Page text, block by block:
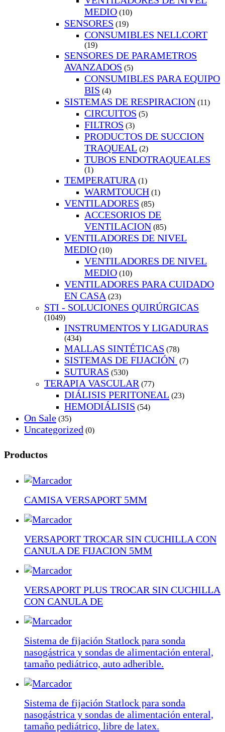
MEDIO (10)
SENSORES (19)
CONSUMIBLES NELLCORT
(19)
SENSORES DE PARAMETROS
AVANZADOS (5)
CONSUMIBLES PARA EQUIPO
BIS (4)
SISTEMAS DE RESPIRACION (11)
CIRCUITOS (5)
FILTROS (3)
PRODUCTOS DE SUCCION
TRAQUEAL (2)
TUBOS ENDOTRAQUEALES
(1)
TEMPERATURA (1)
WARMTOUCH (1)
VENTILADORES (85)
ACCESORIOS DE
VENTILACION (85)
VENTILADORES DE NIVEL
MEDIO (10)
VENTILADORES DE NIVEL
MEDIO (10)
VENTILADORES PARA CUIDADO
EN CASA (23)
STI - SOLUCIONES QUIRÚRGICAS
(1049)
INSTRUMENTOS Y LIGADURAS
(434)
MALLAS SINTÉTICAS (78)
SISTEMAS DE FIJACIÓN (7)
SUTURAS (530)
TERAPIA VASCULAR (77)
DIÁLISIS PERITONEAL (23)
HEMODIÁLISIS (54)
On Sale (35)
Uncategorized (0)
Productos
CAMISA VERSAPORT 5MM
VERSAPORT TROCAR SIN CUCHILLA CON
CANULA DE FIJACION 5MM
VERSAPORT PLUS TROCAR SIN CUCHILLA
CON CANULA DE
Sistema de fijación Statlock para sonda
nasogástrica y sondas de alimentación enteral,
tamaño pediátrico, auto adherible.
Sistema de fijación Statlock para sonda
nasogástrica y sondas de alimentación enteral,
tamaño pediátrico, libre de latex.